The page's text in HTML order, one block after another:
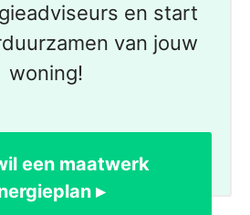
en start
van jouw
woning!
een maatwerk
▸